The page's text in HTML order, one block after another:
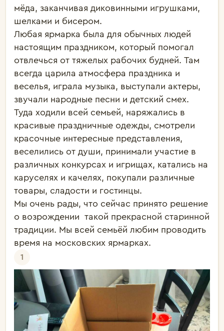
мёда, заканчивая диковинными игрушками,
шелками и бисером.
Любая ярмарка была для обычных людей
настоящим праздником, который помогал
отвлечься от тяжелых рабочих будней. Там
всегда царила атмосфера праздника и
веселья, играла музыка, выступали актеры,
звучали народные песни и детский смех.
Туда ходили всей семьей, наряжались в
красивые праздничные одежды, смотрели
красочные интересные представления,
веселились от души, принимали участие в
различных конкурсах и игрищах, катались на
каруселях и качелях, покупали различные
товары, сладости и гостинцы.
Мы очень рады, что сейчас принято решение
о возрождении  такой прекрасной старинной
традиции. Мы всей семьёй любим проводить
время на московских ярмарках.
1